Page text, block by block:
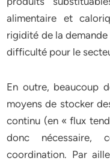
alimentaire et
rigidité de la
difficulté pour le
En outre, beaucoup
moyens de stocker
continu (en « flux
donc nécessaire,
coordination. Par